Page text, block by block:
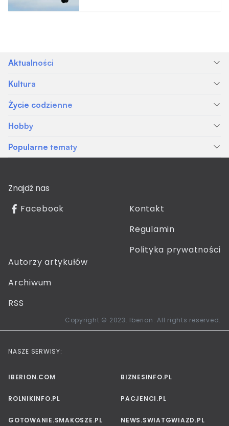
Aktualności
Kultura
Życie codzienne
Hobby
Popularne tematy
Znajdź nas
Facebook
Kontakt
Regulamin
Polityka prywatności
Autorzy artykułów
Archiwum
RSS
Copyright © 2023. Iberion. All rights reserved.
NASZE SERWISY:
IBERION.COM BIZNESINFO.PL
ROLNIKINFO.PL PACJENCI.PL
GOTOWANIE.SMAKOSZE.PL NEWS.SWIATGWIAZD.PL